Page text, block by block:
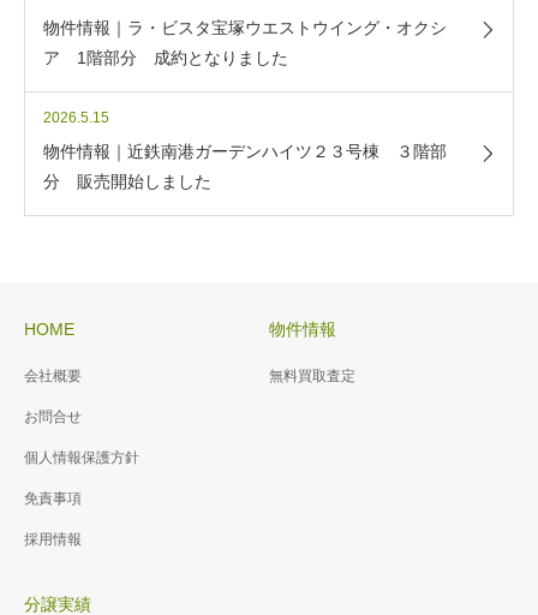
物件情報｜ラ・ビスタ宝塚ウエストウイング・オクシ
ア 1階部分 成約となりました
2026.5.15
物件情報｜近鉄南港ガーデンハイツ２３号棟 ３階部
分 販売開始しました
HOME
会社概要
お問合せ
個人情報保護方針
免責事項
採用情報
物件情報
無料買取査定
分譲実績